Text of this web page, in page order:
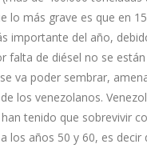
lo más grave es que en
importante del año,
falta de diésel no se
va poder sembrar,
los venezolanos.
tenido que sobrevivir
los años 50 y 60, es decir